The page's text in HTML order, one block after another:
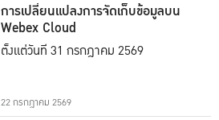
การเปลี่ยนแปลงการจัดเก็บข้อมูลบน
Webex Cloud
ตั้งแต่วันที่ 31 กรกฎาคม 2569
22 กรกฎาคม 2569